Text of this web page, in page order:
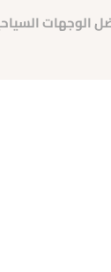
السياحية